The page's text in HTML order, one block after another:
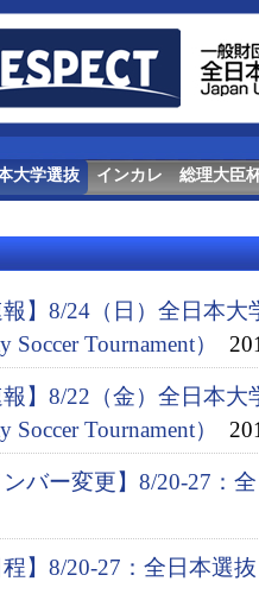
大学選抜 インカレ 総理大臣
報】8/24（日）全日本
Tournament）
報】8/22（金）全日本
Tournament）
ンバー変更】8/20-27：
程】8/20-27：全日本選